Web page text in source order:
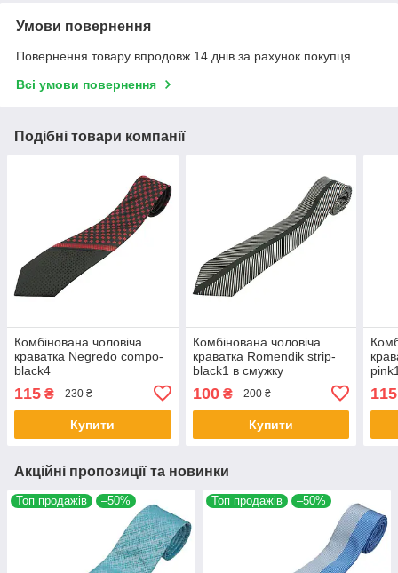
Умови повернення
Повернення товару впродовж 14 днів за рахунок покупця
Всі умови повернення
Подібні товари компанії
Комбінована чоловіча
краватка Negredo compo-
black4
115 ₴ 230 ₴
Купити
Комбінована чоловіча
краватка Romendik strip-
black1 в смужку
100₴ 200 ₴
Купити
115
Акційні пропозиції та новинки
Топ продажів –50% Топ продажів –50%